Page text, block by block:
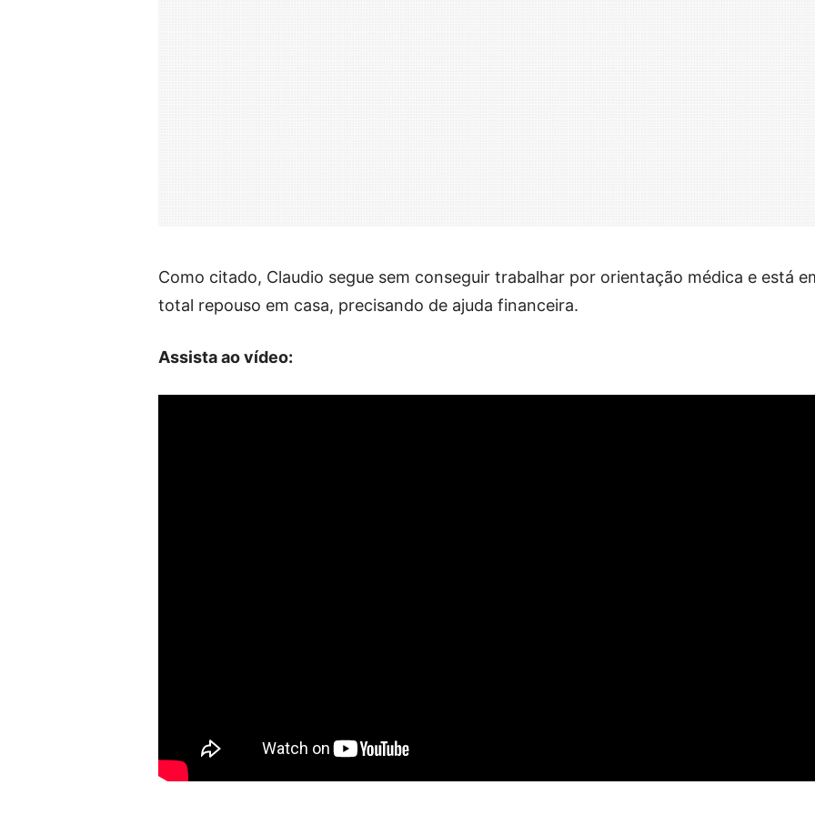
Como citado, Claudio segue sem conseguir trabalhar por orientação médica e está
total repouso em casa, precisando de ajuda financeira.
Assista ao vídeo: